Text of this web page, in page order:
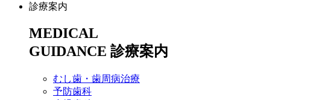
診療案内
MEDICAL
GUIDANCE 診療案内
むし歯・歯周病治療
予防歯科